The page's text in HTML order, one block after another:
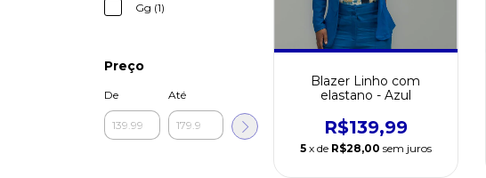
Gg (1)
Preço
De Até
Blazer Linho com
elastano - Azul
R$139,99
5 x de R$28,00 sem juros